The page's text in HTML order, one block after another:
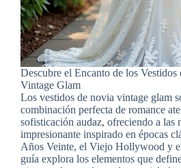
Descubre el Encanto de los Vestidos
Vintage Glam
Los vestidos de novia vintage glam
combinación perfecta de romance
sofisticación audaz, ofreciendo a las
impresionante inspirado en épocas
Años Veinte, el Viejo Hollywood y
guía explora los elementos que